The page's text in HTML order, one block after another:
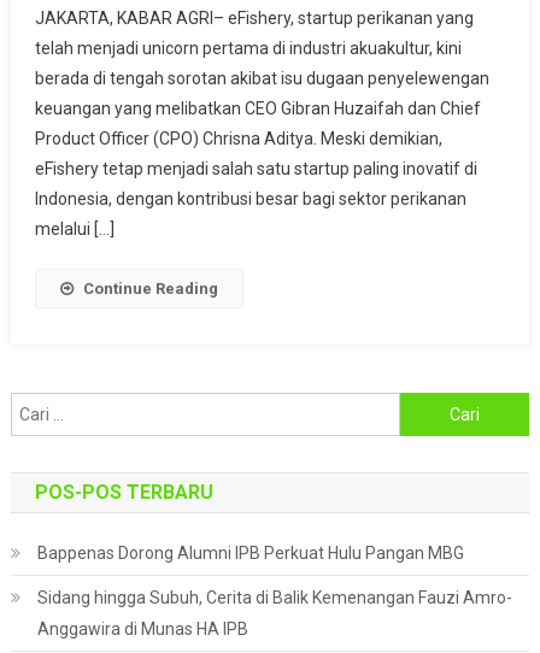
Dari
Startup
Unicorn
Akuakultur
Hingga
Isu
Penyelewengan
JAKARTA, KABAR AGRI– eFishery, startup perikanan yang
telah menjadi unicorn pertama di industri akuakultur, kini
berada di tengah sorotan akibat isu dugaan penyelewengan
keuangan yang melibatkan CEO Gibran Huzaifah dan Chief
Product Officer (CPO) Chrisna Aditya. Meski demikian,
eFishery tetap menjadi salah satu startup paling inovatif di
Indonesia, dengan kontribusi besar bagi sektor perikanan
melalui […]
Continue Reading
untuk:
POS-POS TERBARU
Bappenas Dorong Alumni IPB Perkuat Hulu Pangan MBG
Sidang hingga Subuh, Cerita di Balik Kemenangan Fauzi Amro-
Anggawira di Munas HA IPB